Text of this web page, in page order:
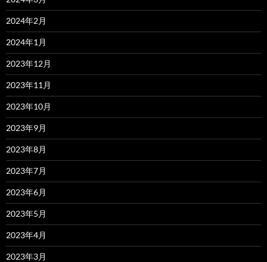
2024年2月
2024年1月
2023年12月
2023年11月
2023年10月
2023年9月
2023年8月
2023年7月
2023年6月
2023年5月
2023年4月
2023年3月